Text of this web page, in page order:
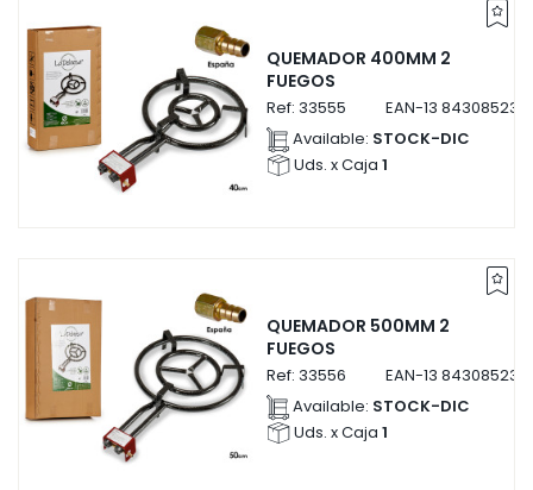
QUEMADOR 400MM 2
FUEGOS
Ref: 33555 EAN-13
Available: STOCK-DIC
Uds. x Caja 1
QUEMADOR 500MM 2
FUEGOS
Ref: 33556 EAN-13
Available: STOCK-DIC
Uds. x Caja 1